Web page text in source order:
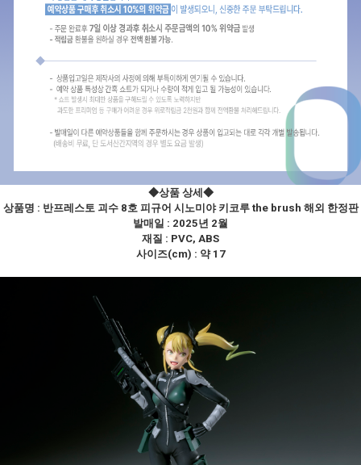
◆상품 상세◆
상품명 : 반프레스토 괴수 8호 피규어 시노미야 키코루 the brush 해외 한정판
발매일 : 2025년 2월
재질 : PVC, ABS
사이즈(cm) : 약 17